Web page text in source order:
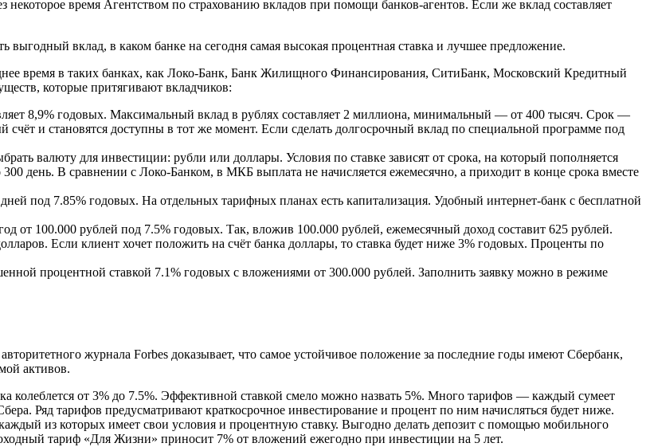
некоторое время Агентством по страхованию вкладов при помощи банков-агентов. Если же вклад составляет
выгодный вклад, в каком банке на сегодня самая высокая процентная ставка и лучшее предложение.
время в таких банках, как Локо-Банк, Банк Жилищного Финансирования, СитиБанк, Московский Кредитный
которые притягивают вкладчиков:
8,9% годовых. Максимальный вклад в рублях составляет 2 миллиона, минимальный — от 400 тысяч. Срок —
и становятся доступны в тот же момент. Если сделать долгосрочный вклад по специальной программе под
валюту для инвестиции: рубли или доллары. Условия по ставке зависят от срока, на который пополняется
день. В сравнении с Локо-Банком, в МКБ выплата не начисляется ежемесячно, а приходит в конце срока вместе
дней под 7.85% годовых. На отдельных тарифных планах есть капитализация. Удобный интернет-банк с бесплатной
от 100.000 рублей под 7.5% годовых. Так, вложив 100.000 рублей, ежемесячный доход составит 625 рублей.
Если клиент хочет положить на счёт банка доллары, то ставка будет ниже 3% годовых. Проценты по
процентной ставкой 7.1% годовых с вложениями от 300.000 рублей. Заполнить заявку можно в режиме
журнала Forbes доказывает, что самое устойчивое положение за последние годы имеют Сбербанк,
активов.
колеблется от 3% до 7.5%. Эффективной ставкой смело можно назвать 5%. Много тарифов — каждый сумеет
Ряд тарифов предусматривают краткосрочное инвестирование и процент по ним начисляться будет ниже.
из которых имеет свои условия и процентную ставку. Выгодно делать депозит с помощью мобильного
тариф «Для Жизни» приносит 7% от вложений ежегодно при инвестиции на 5 лет.